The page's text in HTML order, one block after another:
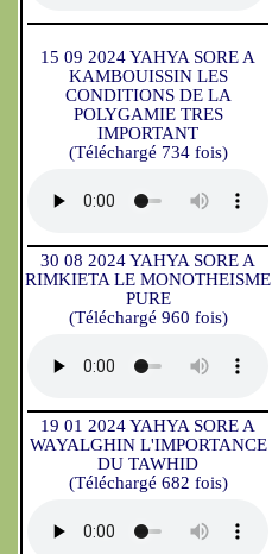
15 09 2024 YAHYA SORE A
KAMBOUISSIN LES
CONDITIONS DE LA
POLYGAMIE TRES
IMPORTANT
(Téléchargé 734 fois)
30 08 2024 YAHYA SORE A
RIMKIETA LE MONOTHEISME
PURE
(Téléchargé 960 fois)
19 01 2024 YAHYA SORE A
WAYALGHIN L'IMPORTANCE
DU TAWHID
(Téléchargé 682 fois)